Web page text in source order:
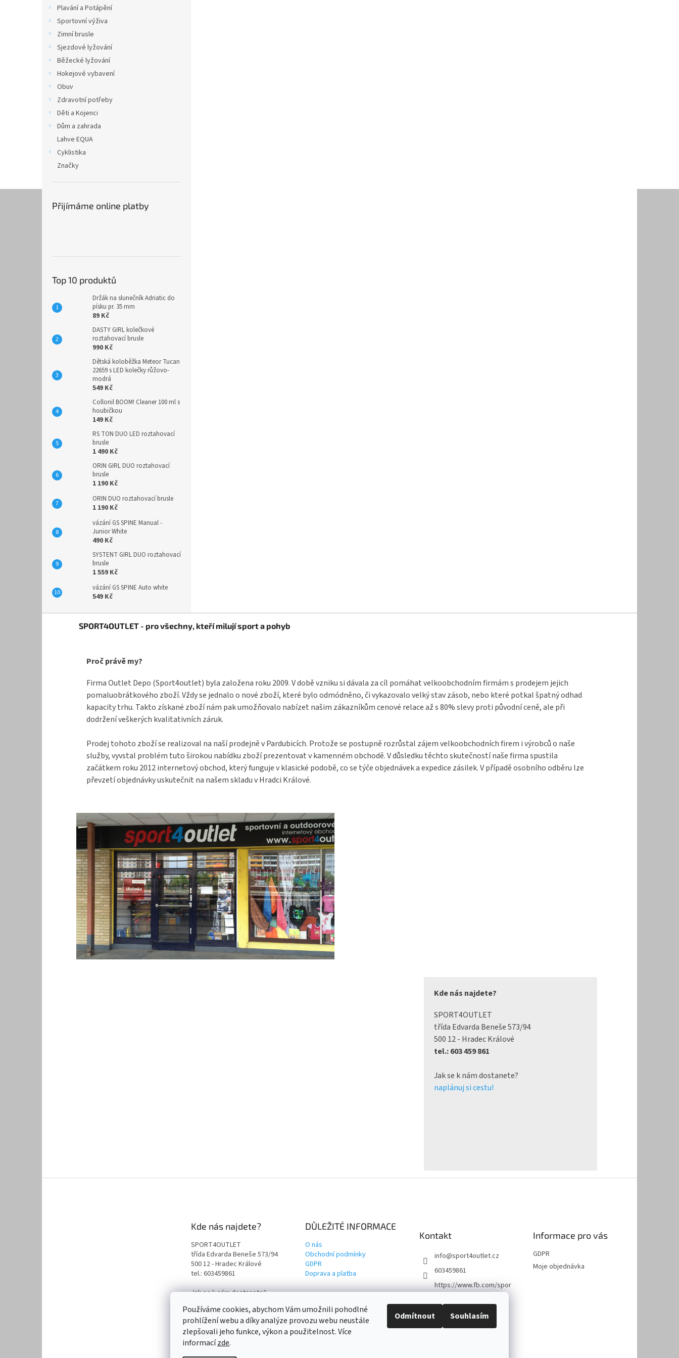
Používáme cookies, abychom Vám umožnili pohodlné
prohlížení webu a díky analýze provozu webu neustále
zlepšovali jeho funkce, výkon a použitelnost. Více
informacízde.
Odmítnout Souhlasím
Plavání a Potápění
Sportovní výživa
Zimní brusle
Sjezdové lyžování
Běžecké lyžování
Hokejové vybavení
Obuv
Zdravotní potřeby
Děti a Kojenci
Dům a zahrada
Lahve EQUA
Cyklistika
Značky
Přijímáme online platby
Top 10 produktů
Držák na slunečník Adriatic do
písku pr. 35 mm
89 Kč
DASTY GIRL kolečkové
roztahovací brusle
990 Kč
Dětská koloběžka Meteor Tucan
22659 s LED kolečky růžovo-
modrá
549 Kč
Collonil BOOM! Cleaner 100 ml s
houbičkou
149 Kč
RS TON DUO LED roztahovací
brusle
1 490 Kč
ORIN GIRL DUO roztahovací
brusle
1 190 Kč
ORIN DUO roztahovací brusle
1 190 Kč
vázání GS SPINE Manual -
Junior White
490 Kč
SYSTENT GIRL DUO roztahovací
brusle
1 559 Kč
vázání GS SPINE Auto white
549 Kč
SPORT4OUTLET - pro všechny, kteří milují sport a pohyb
Proč právě my?
Firma Outlet Depo (Sport4outlet) byla založena roku 2009. V době vzniku si dávala za cíl pomáhat velkoobchodním firmám s prodejem jejich
pomaluobrátkového zboží. Vždy se jednalo o nové zboží, které bylo odmódněno, či vykazovalo velký stav zásob, nebo které potkal špatný odhad
kapacity trhu. Takto získané zboží nám pak umožňovalo nabízet našim zákazníkům cenové relace až s 80% slevy proti původní ceně, ale při
dodržení veškerých kvalitativních záruk.
Prodej tohoto zboží se realizoval na naší prodejně v Pardubicích. Protože se postupně rozrůstal zájem velkoobchodních firem i výrobců o naše
služby, vyvstal problém tuto širokou nabídku zboží prezentovat v kamenném obchodě. V důsledku těchto skutečností naše firma spustila
začátkem roku 2012 internetový obchod, který funguje v klasické podobě, co se týče objednávek a expedice zásilek. V případě osobního odběru lze
převzetí objednávky uskutečnit na našem skladu v Hradci Králové.
Kde nás najdete?
SPORT4OUTLET
třída Edvarda Beneše 573/94
500 12 - Hradec Králové
tel.: 603 459 861
Jak se k nám dostanete?
naplánuj si cestu!
Kde nás najdete?
SPORT4OUTLET
třída Edvarda Beneše 573/94
500 12 - Hradec Králové
tel.: 603459861
Jak se k nám dostanete?
DŮLEŽITÉ INFORMACE
O nás
Obchodní podmínky
GDPR
Doprava a platba
Kontakt
info@sport4outlet.cz
603459861
https://www.fb.com/spor
t4outlet
Informace pro vás
GDPR
Moje objednávka